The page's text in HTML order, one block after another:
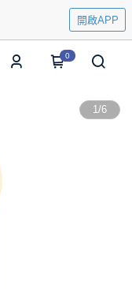
開啟APP
0
1/6